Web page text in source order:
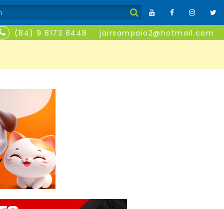
(84) 9 8173 8448 jairsampaio2@hotmail.com